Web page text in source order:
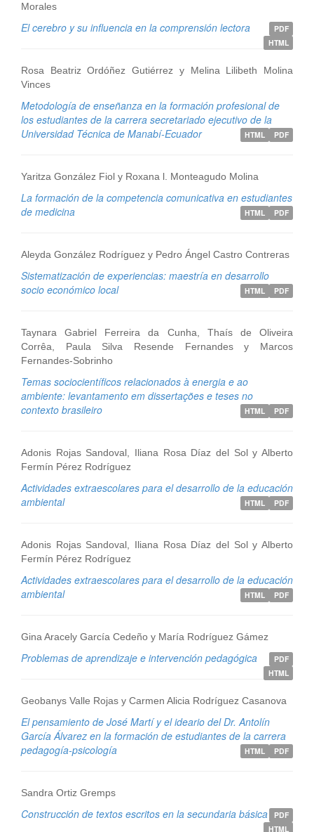
Morales
El cerebro y su influencia en la comprensión lectora
PDF
HTML
Rosa Beatriz Ordóñez Gutiérrez y Melina Lilibeth Molina
Vinces
Metodología de enseñanza en la formación profesional de
los estudiantes de la carrera secretariado ejecutivo de la
Universidad Técnica de Manabí-Ecuador
PDF
HTML
Yaritza González Fiol y Roxana l. Monteagudo Molina
La formación de la competencia comunicativa en estudiantes
de medicina
PDF
HTML
Aleyda González Rodríguez y Pedro Ángel Castro Contreras
Sistematización de experiencias: maestría en desarrollo
socio económico local
PDF
HTML
Taynara Gabriel Ferreira da Cunha, Thaís de Oliveira
Corrêa, Paula Silva Resende Fernandes y Marcos
Fernandes-Sobrinho
Temas sociocientíficos relacionados à energia e ao
ambiente: levantamento em dissertações e teses no
contexto brasileiro
PDF
HTML
Adonis Rojas Sandoval, Iliana Rosa Díaz del Sol y Alberto
Fermín Pérez Rodríguez
Actividades extraescolares para el desarrollo de la educación
ambiental
PDF
HTML
Adonis Rojas Sandoval, Iliana Rosa Díaz del Sol y Alberto
Fermín Pérez Rodríguez
Actividades extraescolares para el desarrollo de la educación
ambiental
PDF
HTML
Gina Aracely García Cedeño y María Rodríguez Gámez
Problemas de aprendizaje e intervención pedagógica
PDF
HTML
Geobanys Valle Rojas y Carmen Alicia Rodríguez Casanova
El pensamiento de José Martí y el ideario del Dr. Antolín
García Álvarez en la formación de estudiantes de la carrera
pedagogía-psicología
PDF
HTML
Sandra Ortiz Gremps
Construcción de textos escritos en la secundaria básica
PDF
HTML